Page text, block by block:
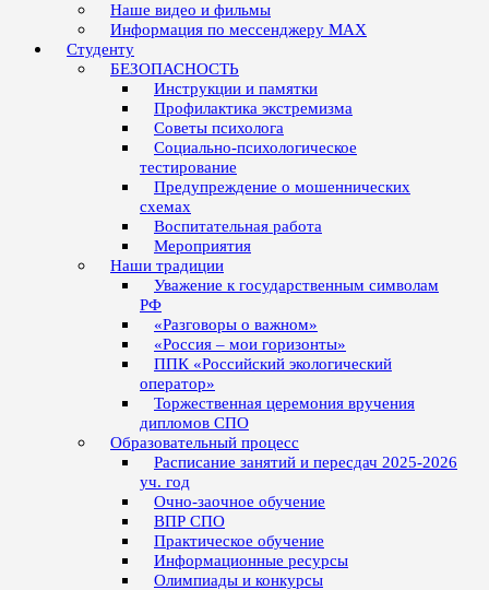
Наше видео и фильмы
Информация по мессенджеру MAX
Студенту
БЕЗОПАСНОСТЬ
Инструкции и памятки
Профилактика экстремизма
Советы психолога
Социально-психологическое
тестирование
Предупреждение о мошеннических
схемах
Воспитательная работа
Мероприятия
Наши традиции
Уважение к государственным символам
РФ
«Разговоры о важном»
«Россия – мои горизонты»
ППК «Российский экологический
оператор»
Торжественная церемония вручения
дипломов СПО
Образовательный процесс
Расписание занятий и пересдач 2025-2026
уч. год
Очно-заочное обучение
ВПР СПО
Практическое обучение
Информационные ресурсы
Олимпиады и конкурсы